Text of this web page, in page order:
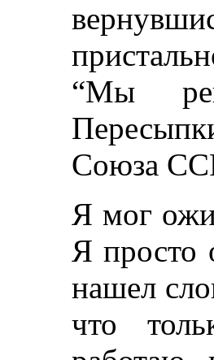
“Мы
Союза
Я мог
Я просто
нашел
что